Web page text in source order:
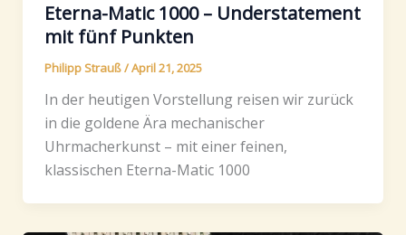
Eterna-Matic 1000 – Understatement
mit fünf Punkten
Philipp Strauß/April 21, 2025
In der heutigen Vorstellung reisen wir zurück
in die goldene Ära mechanischer
Uhrmacherkunst – mit einer feinen,
klassischen Eterna-Matic 1000